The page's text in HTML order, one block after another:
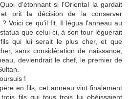
d'étonnant si l'Oriental la gardait
et prit la décision de la conserver
Voici ce qu'il fit. Il légua l'anneau au
que celui-ci, à son tour léguerait
qui lui serait le plus cher, et que
sans considération de naissance,
deviendrait le chef, le premier de
!
en fils, cet anneau vint finalement
fils qui tous trois lui obéissaient